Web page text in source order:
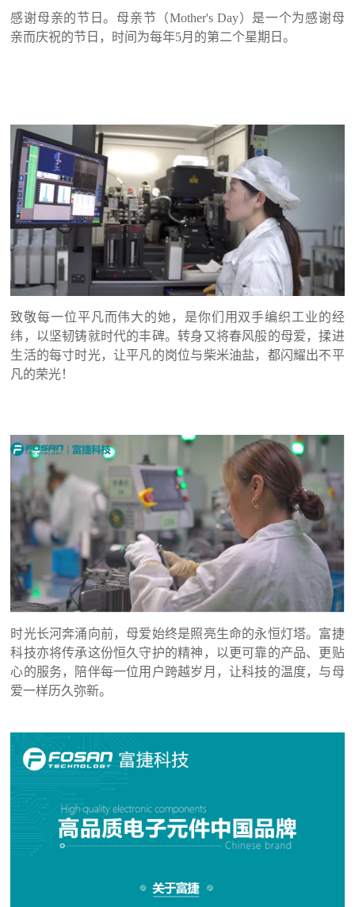
感谢母亲的节日。母亲节（Mother's Day）是一个为感谢母
亲而庆祝的节日，时间为每年5月的第二个星期日。
致敬每一位平凡而伟大的她，是你们用双手编织工业的经
纬，以坚韧铸就时代的丰碑。转身又将春风般的母爱，揉进
生活的每寸时光，让平凡的岗位与柴米油盐，都闪耀出不平
凡的荣光！
时光长河奔涌向前，母爱始终是照亮生命的永恒灯塔。富捷
科技亦将传承这份恒久守护的精神，以更可靠的产品、更贴
心的服务，陪伴每一位用户跨越岁月，让科技的温度，与母
爱一样历久弥新。